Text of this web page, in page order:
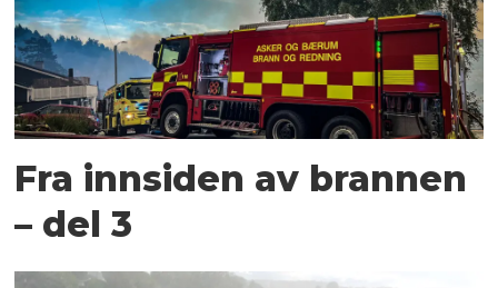
Fra innsiden av brannen
– del 3